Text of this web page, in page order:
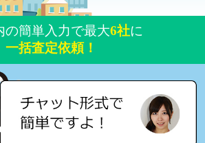
の簡単入力で最大6社に
一括査定依頼！